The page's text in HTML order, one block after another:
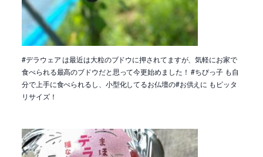
#デラウェア は最近は大粒のブドウに押されてますが、気軽にお家で
食べられる最高のブドウだと思って今更始めました！ #ちびっ子 も自
分で上手に食べられるし、小型化してるお仏壇の#お供えに もピッタ
リサイズ！